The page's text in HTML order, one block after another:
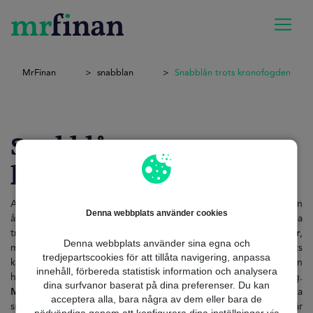
Denna webbplats använder cookies
Denna webbplats använder sina egna och
tredjepartscookies för att tillåta navigering, anpassa
innehåll, förbereda statistisk information och analysera
dina surfvanor baserat på dina preferenser. Du kan
acceptera alla, bara några av dem eller bara de
MrFinan snabblan Snabblån trots kronofogden
Snabblån trots
kronofogden
Att ha en skuld hos Kronofogden kan kännas som en
återvändsgränd när du behöver snabb ekonomisk hjälp. Många
tror att det är omöjligt att få lån
med betalningsanmärkningar,
men det finns faktiskt möjligheter att ansöka om snabblån trots
kronofogden. I Sverige finns regler och skydd som gör att du kan
hitta trygga och lagliga lån även med en betalningsanmärkning.
MrFinan är din pålitliga partner
som hjälper dig hitta de bästa
snabblånen, enkelt, digitalt och utan onödigt krångel. Vi förstår